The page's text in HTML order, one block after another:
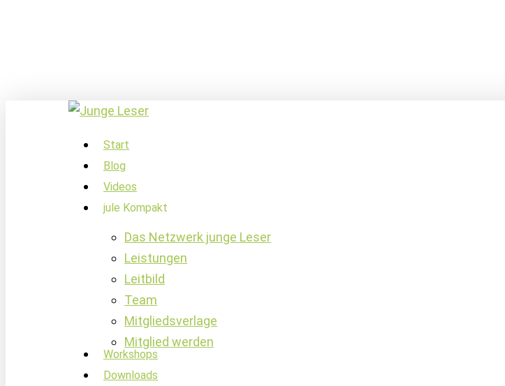
account
Menu
Start
Blog
Videos
jule Kompakt
Das Netzwerk junge Leser
Leistungen
Leitbild
Team
Mitgliedsverlage
Mitglied werden
Workshops
Downloads